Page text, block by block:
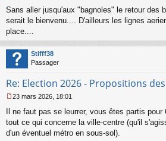
e
s
s
g
e
n
n
u
Sans aller jusqu'aux "bagnoles" le retour des
serait le bienvenu.... D'ailleurs les lignes
place....
Stifff38
Passager
Re: Election 2026 - Propositions
e
s
23 mars 2026, 18:01
Il ne faut pas se leurrer, vous êtes partis pour
tout ce qui concerne la ville-centre (qu'il
d'un éventuel métro en sous-sol).